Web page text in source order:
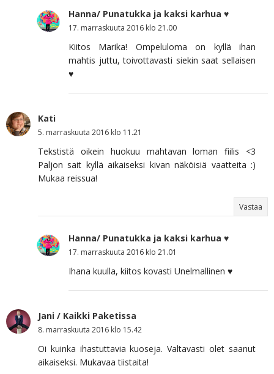
Hanna/ Punatukka ja kaksi karhua ♥
17. marraskuuta 2016 klo 21.00
Kiitos Marika! Ompeluloma on kyllä ihan
mahtis juttu, toivottavasti siekin saat sellaisen
♥
Kati
5. marraskuuta 2016 klo 11.21
Tekstistä oikein huokuu mahtavan loman fiilis <3
Paljon sait kyllä aikaiseksi kivan näköisiä vaatteita :)
Mukaa reissua!
Vastaa
Hanna/ Punatukka ja kaksi karhua ♥
17. marraskuuta 2016 klo 21.01
Ihana kuulla, kiitos kovasti Unelmallinen ♥
Jani / Kaikki Paketissa
8. marraskuuta 2016 klo 15.42
Oi kuinka ihastuttavia kuoseja. Valtavasti olet saanut
aikaiseksi. Mukavaa tiistaita!